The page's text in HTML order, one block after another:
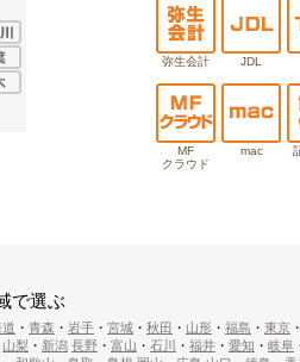
弥生会計 JDL
MF
クラウド
mac
で選ぶ
・ 青森 ・ 岩手 ・ 宮城 ・ 秋田 ・ 山形 ・ 福島 ・ 東京 ・
山梨 ・ 新潟 長野 ・ 富山 ・ 石川 ・ 福井 ・ 愛知 ・ 岐阜